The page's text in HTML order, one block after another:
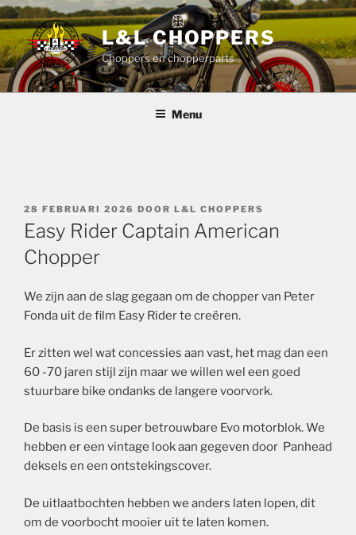
Ga
naar
de
inhoud
L&L CHOPPERS
Choppers en chopperparts
Menu
GEPLAATST
OP
28 FEBRUARI 2026 DOOR L&L CHOPPERS
Easy Rider Captain American
Chopper
We zijn aan de slag gegaan om de chopper van Peter
Fonda uit de film Easy Rider te creëren.
Er zitten wel wat concessies aan vast, het mag dan een
60 -70 jaren stijl zijn maar we willen wel een goed
stuurbare bike ondanks de langere voorvork.
De basis is een super betrouwbare Evo motorblok. We
hebben er een vintage look aan gegeven door Panhead
deksels en een ontstekingscover.
De uitlaatbochten hebben we anders laten lopen, dit
om de voorbocht mooier uit te laten komen.